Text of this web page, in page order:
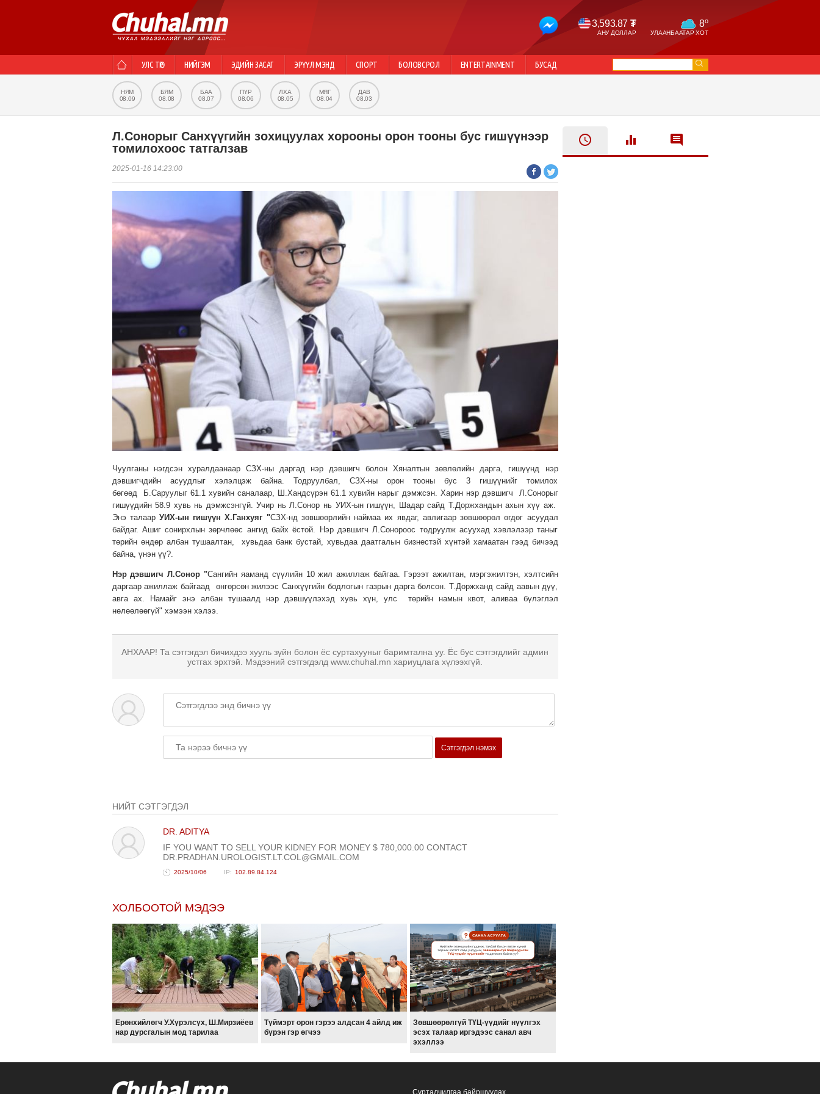
3,593.87 ₮
АНУ ДОЛЛАР
8o
УЛААНБААТАР ХОТ
УЛС ТӨР НИЙГЭМ ЭДИЙН ЗАСАГ ЭРҮҮЛ МЭНД СПОРТ БОЛОВСРОЛ ENTERTAINMENT БУСАД
НЯМ
08.09
БЯМ
08.08
БАА
08.07
ПҮР
08.06
ЛХА
08.05
МЯГ
08.04
ДАВ
08.03
Л.Сонорыг Санхүүгийн зохицуулах хорооны орон тооны бус гишүүнээр
томилохоос татгалзав
2025-01-16 14:23:00
Чуулганы нэгдсэн хуралдаанаар СЗХ-ны даргад нэр дэвшигч болон Хяналтын зөвлөлийн дарга, гишүүнд нэр
дэвшигчдийн асуудлыг хэлэлцэж байна. Тодруулбал, СЗХ-ны орон тооны бус 3 гишүүнийг томилох
бөгөөд Б.Саруулыг 61.1 хувийн саналаар, Ш.Хандсүрэн 61.1 хувийн нарыг дэмжсэн. Харин нэр дэвшигч Л.Сонорыг
гишүүдийн 58.9 хувь нь дэмжсэнгүй. Учир нь Л.Сонор нь УИХ-ын гишүүн, Шадар сайд Т.Доржхандын ахын хүү аж.
Энэ талаар УИХ-ын гишүүн Х.Ганхуяг "СЗХ-нд зөвшөөрлийн наймаа их явдаг, авлигаар зөвшөөрөл өгдөг асуудал
байдаг. Ашиг сонирхлын зөрчлөөс ангид байх ёстой. Нэр дэвшигч Л.Сонороос тодруулж асуухад хэвлэлээр таныг
төрийн өндөр албан тушаалтан, хувьдаа банк бустай, хувьдаа даатгалын бизнестэй хүнтэй хамаатан гээд бичээд
байна, үнэн үү?.
Нэр дэвшигч Л.Сонор "Сангийн яаманд сүүлийн 10 жил ажиллаж байгаа. Гэрээт ажилтан, мэргэжилтэн, хэлтсийн
даргаар ажиллаж байгаад өнгөрсөн жилээс Санхүүгийн бодлогын газрын дарга болсон. Т.Доржханд сайд аавын дүү,
авга ах. Намайг энэ албан тушаалд нэр дэвшүүлэхэд хувь хүн, улс төрийн намын квот, аливаа бүлэглэл
нөлөөлөөгүй" хэмээн хэлээ.
АНХААР! Та сэтгэгдэл бичихдээ хууль зүйн болон ёс суртахууныг баримтална уу. Ёс бус сэтгэгдлийг админ
устгах эрхтэй. Мэдээний сэтгэгдэлд www.chuhal.mn хариуцлага хүлээхгүй.
Сэтгэгдэл нэмэх
НИЙТ СЭТГЭГДЭЛ
DR. ADITYA
IF YOU WANT TO SELL YOUR KIDNEY FOR MONEY $ 780,000.00 CONTACT
DR.PRADHAN.UROLOGIST.LT.COL@GMAIL.COM
2025/10/06 102.89.84.124
ХОЛБООТОЙ МЭДЭЭ
Ерөнхийлөгч У.Хүрэлсүх, Ш.Мирзиёев
нар дурсгалын мод тарилаа
Түймэрт орон гэрээ алдсан 4 айлд иж
бүрэн гэр өгчээ
Зөвшөөрөлгүй ТҮЦ-үүдийг нүүлгэх
эсэх талаар иргэдээс санал авч
эхэллээ